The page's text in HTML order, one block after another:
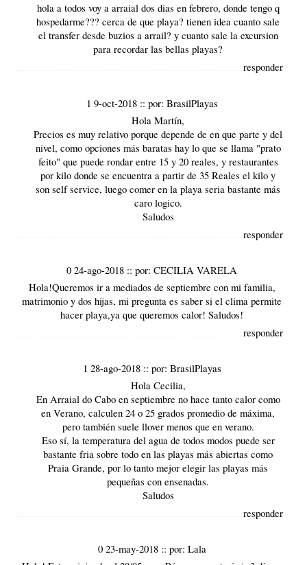
hola a todos voy a arraial dos dias en febrero, donde tengo q
hospedarme??? cerca de que playa? tienen idea cuanto sale
el transfer desde buzios a arrail? y cuanto sale la excursion
para recordar las bellas playas?
responder
1 9-oct-2018 :: por: BrasilPlayas
Hola Martín,
Precios es muy relativo porque depende de en que parte y del
nivel, como opciones más baratas hay lo que se llama "prato
feito" que puede rondar entre 15 y 20 reales, y restaurantes
por kilo donde se encuentra a partir de 35 Reales el kilo y
son self service, luego comer en la playa seria bastante más
caro logico.
Saludos
responder
0 24-ago-2018 ::por:CECILIA VARELA
Hola!Queremos ir a mediados de septiembre con mi familia,
matrimonio y dos hijas, mi pregunta es saber si el clima permite
hacer playa,ya que queremos calor! Saludos!
responder
1 28-ago-2018 :: por: BrasilPlayas
Hola Cecilia,
En Arraial do Cabo en septiembre no hace tanto calor como
en Verano, calculen 24 o 25 grados promedio de máxima,
pero también suele llover menos que en verano.
Eso sí, la temperatura del agua de todos modos puede ser
bastante fria sobre todo en las playas más abiertas como
Praia Grande, por lo tanto mejor elegir las playas más
pequeñas con ensenadas.
Saludos
responder
0 23-may-2018 :: por: Lala